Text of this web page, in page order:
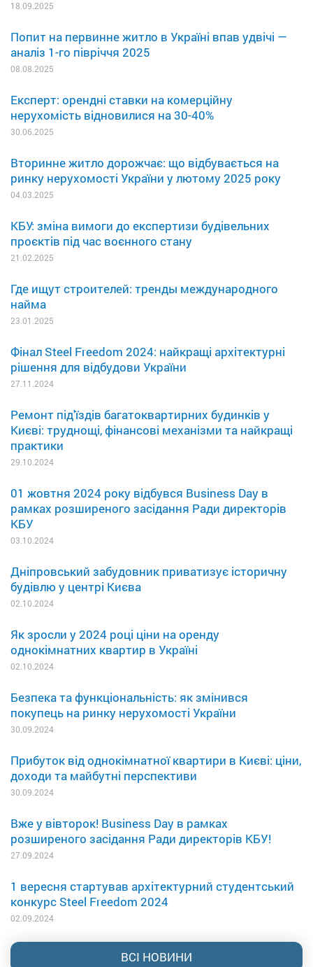
18.09.2025
Попит на первинне житло в Україні впав удвічі —
аналіз 1-го півріччя 2025
08.08.2025
Експерт: орендні ставки на комерційну
нерухомість відновилися на 30-40%
30.06.2025
Вторинне житло дорожчає: що відбувається на
ринку нерухомості України у лютому 2025 року
04.03.2025
КБУ: зміна вимоги до експертизи будівельних
проєктів під час воєнного стану
21.02.2025
Где ищут строителей: тренды международного
найма
23.01.2025
Фінал Steel Freedom 2024: найкращі архітектурні
рішення для відбудови України
27.11.2024
Ремонт під'їздів багатоквартирних будинків у
Києві: труднощі, фінансові механізми та найкращі
практики
29.10.2024
01 жовтня 2024 року відбувся Business Day в
рамках розширеного засідання Ради директорів
КБУ
03.10.2024
Дніпровський забудовник приватизує історичну
будівлю у центрі Києва
02.10.2024
Як зросли у 2024 році ціни на оренду
однокімнатних квартир в Україні
02.10.2024
Безпека та функціональність: як змінився
покупець на ринку нерухомості України
30.09.2024
Прибуток від однокімнатної квартири в Києві: ціни,
доходи та майбутні перспективи
30.09.2024
Вже у вівторок! Business Day в рамках
розширеного засідання Ради директорів КБУ!
27.09.2024
1 вересня стартував архітектурний студентський
конкурс Steel Freedom 2024
02.09.2024
ВСІ НОВИНИ